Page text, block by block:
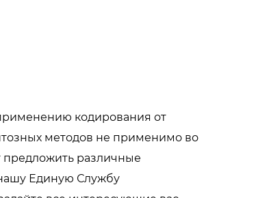
кодирования от
методов не применимо во
различные
Единую Службу